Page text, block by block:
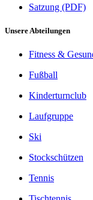
Satzung (PDF)
Unsere Abteilungen
Fitness &
Fußball
Kinderturnclub
Laufgruppe
Ski
Stockschützen
Tennis